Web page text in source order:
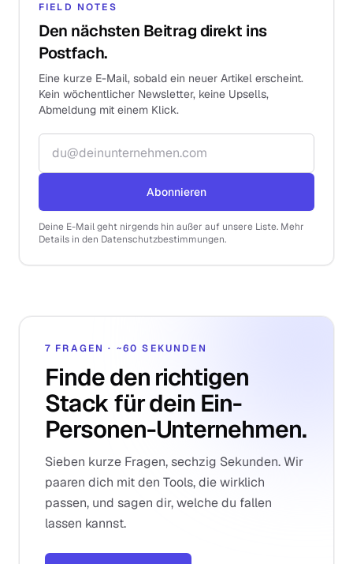
FIELD NOTES
Den nächsten Beitrag direkt ins
Postfach.
Eine kurze E-Mail, sobald ein neuer Artikel erscheint.
Kein wöchentlicher Newsletter, keine Upsells,
Abmeldung mit einem Klick.
E-Mail-Adresse
Abonnieren
Deine E-Mail geht nirgends hin außer auf unsere Liste. Mehr
Details in den Datenschutzbestimmungen.
7 FRAGEN · ~60 SEKUNDEN
Finde den richtigen
Stack für dein Ein-
Personen-Unternehmen.
Sieben kurze Fragen, sechzig Sekunden. Wir
paaren dich mit den Tools, die wirklich
passen, und sagen dir, welche du fallen
lassen kannst.